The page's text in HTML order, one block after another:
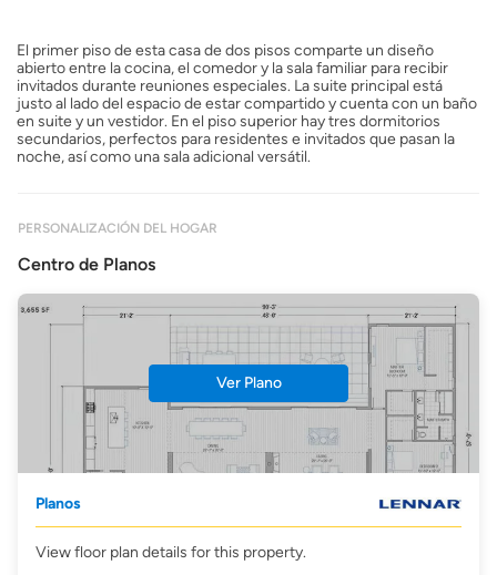
El primer piso de esta casa de dos pisos comparte un diseño
abierto entre la cocina, el comedor y la sala familiar para recibir
invitados durante reuniones especiales. La suite principal está
justo al lado del espacio de estar compartido y cuenta con un baño
en suite y un vestidor. En el piso superior hay tres dormitorios
secundarios, perfectos para residentes e invitados que pasan la
noche, así como una sala adicional versátil.
PERSONALIZACIÓN DEL HOGAR
Centro de Planos
Ver Plano
Planos
View floor plan details for this property.